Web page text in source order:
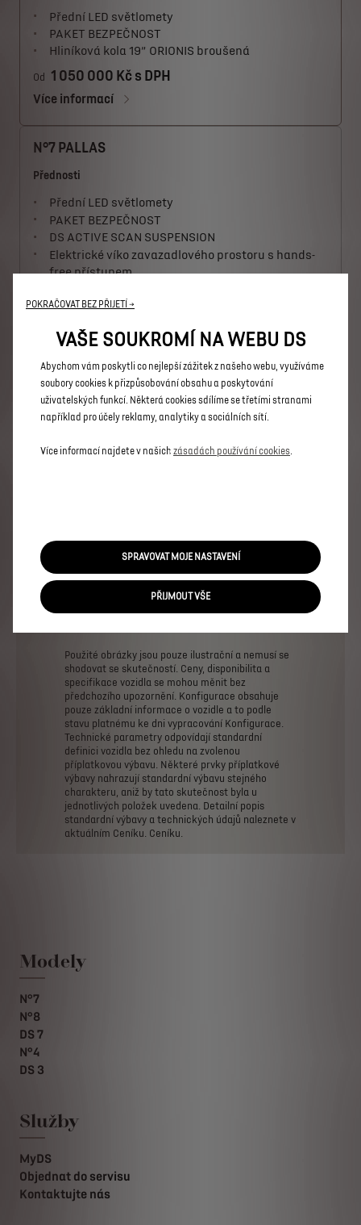
Přední LED světlomety
PAKET BEZPEČNOST
Hliníková kola 19” ORIONIS broušená
Od 1 050 000 Kč s DPH
Více informací
N°7 PALLAS
Přednosti
Přední LED světlomety
PAKET BEZPEČNOST
DS ACTIVE SCAN SUSPENSION
Elektrické víko zavazadlového prostoru s hands-
free přístupem
ELEKTRICKÁ VERZE
Více informací
N°7 ETOILE
Přednosti
DS PIXEL LED VISION
PAKET BEZPEČNOST + DS DRIVE ASSIST 2.0 +
Od 1 290 000 Kč s DPH
Více informací
Použité obrázky jsou pouze ilustrační a nemusí se
shodovat se skutečností. Ceny, disponibilita a
specifikace vozidla se mohou měnit bez
předchozího upozornění. Konfigurace obsahuje
pouze základní informace o vozidle a to podle
stavu platnému ke dni vypracování Konfigurace.
Technické parametry odpovídají standardní
definici vozidla bez ohledu na zvolenou
příplatkovou výbavu. Některé prvky příplatkové
výbavy nahrazují standardní výbavu stejného
charakteru, aniž by tato skutečnost byla u
jednotlivých položek uvedena. Detailní popis
standardní výbavy a technických údajů naleznete v
aktuálním Ceníku. Ceníku.
Modely
N°7
N°8
DS 7
N°4
DS 3
Služby
MyDS
Objednat do servisu
Kontaktujte nás
POKRAČOVAT BEZ PŘIJETÍ →
VAŠE SOUKROMÍ NA WEBU DS
Abychom vám poskytli co nejlepší zážitek z našeho webu, využíváme
soubory cookies k přizpůsobování obsahu a poskytování
uživatelských funkcí. Některá cookies sdílíme se třetími stranami
například pro účely reklamy, analytiky a sociálních sítí.
Více informací najdete v našich zásadách používání cookies
SPRAVOVAT MOJE NASTAVENÍ
PŘIJMOUT VŠE